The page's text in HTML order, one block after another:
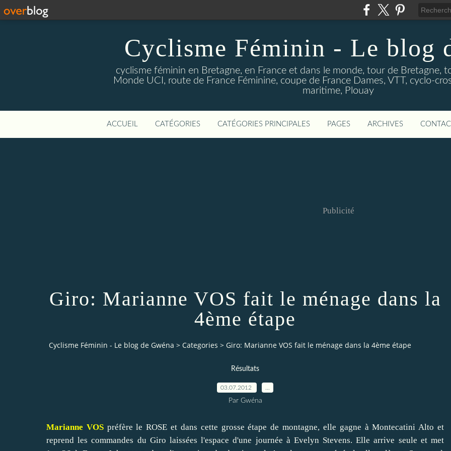
Cyclisme Féminin - Le blog
cyclisme féminin en Bretagne, en France et dans le monde, tour de Bretagne,
Monde UCI, route de France Féminine, coupe de France Dames, VTT, cyclo-
maritime, Plouay
ACCUEIL CATÉGORIES CATÉGORIES PRINCIPALES PAGES ARCHIVES
Publicité
Giro: Marianne VOS fait le ménage dans la
4ème étape
Cyclisme Féminin - Le blog de Gwéna > Categories > Giro: Marianne VOS fait le ménage dans la 4ème étape
Résultats
03.07.2012
Par Gwéna
Marianne VOSpréfère le ROSE et dans cette grosse étape de montagne, elle gagne à Montecatini Alto et
reprend les commandes du Giro laissées l'espace d'une journée à Evelyn Stevens. Elle arrive seule et met